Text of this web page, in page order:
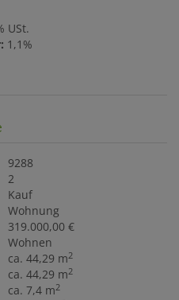
USt.
1,1%
9288
2
Kauf
Wohnung
319.000,00 €
Wohnen
ca. 44,29 m2
ca. 44,29 m2
ca. 7,4 m2